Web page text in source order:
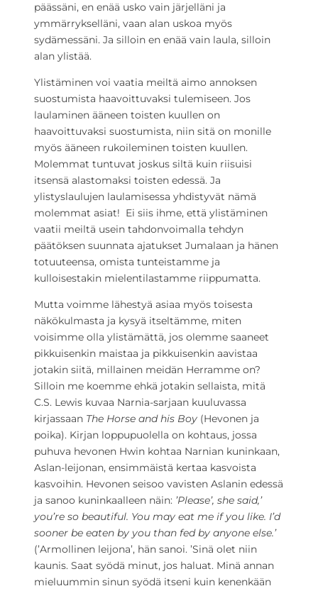
päässäni, en enää usko vain järjelläni ja
ymmärrykselläni, vaan alan uskoa myös
sydämessäni. Ja silloin en enää vain laula, silloin
alan ylistää.
Ylistäminen voi vaatia meiltä aimo annoksen
suostumista haavoittuvaksi tulemiseen. Jos
laulaminen ääneen toisten kuullen on
haavoittuvaksi suostumista, niin sitä on monille
myös ääneen rukoileminen toisten kuullen.
Molemmat tuntuvat joskus siltä kuin riisuisi
itsensä alastomaksi toisten edessä. Ja
ylistyslaulujen laulamisessa yhdistyvät nämä
molemmat asiat! Ei siis ihme, että ylistäminen
vaatii meiltä usein tahdonvoimalla tehdyn
päätöksen suunnata ajatukset Jumalaan ja hänen
totuuteensa, omista tunteistamme ja
kulloisestakin mielentilastamme riippumatta.
Mutta voimme lähestyä asiaa myös toisesta
näkökulmasta ja kysyä itseltämme, miten
voisimme olla ylistämättä, jos olemme saaneet
pikkuisenkin maistaa ja pikkuisenkin aavistaa
jotakin siitä, millainen meidän Herramme on?
Silloin me koemme ehkä jotakin sellaista, mitä
C.S. Lewis kuvaa Narnia-sarjaan kuuluvassa
kirjassaan The Horse and his Boy (Hevonen ja
poika). Kirjan loppupuolella on kohtaus, jossa
puhuva hevonen Hwin kohtaa Narnian kuninkaan,
Aslan-leijonan, ensimmäistä kertaa kasvoista
kasvoihin. Hevonen seisoo vavisten Aslanin edessä
ja sanoo kuninkaalleen näin: ’Please’, she said,’
you’re so beautiful. You may eat me if you like. I’d
sooner be eaten by you than fed by anyone else.’
(’Armollinen leijona’, hän sanoi. ’Sinä olet niin
kaunis. Saat syödä minut, jos haluat. Minä annan
mieluummin sinun syödä itseni kuin kenenkään